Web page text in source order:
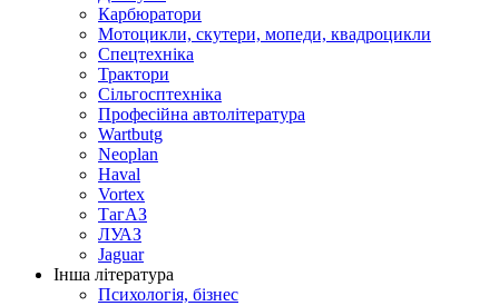
Карбюратори
Мотоцикли, скутери, мопеди, квадроцикли
Спецтехніка
Трактори
Сільгосптехніка
Професійна автолітература
Wartbutg
Neoplan
Haval
Vortex
ТагАЗ
ЛУАЗ
Jaguar
Інша література
Психологія, бізнес